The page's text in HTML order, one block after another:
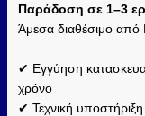
8202
99
(820299)
ποσότητα
Παράδοση σε 1–3
Άμεσα διαθέσιμο από
✔ Εγγύηση
χρόνο
✔ Τεχνική